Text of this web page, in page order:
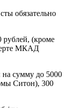
обязательно
рублей, (кроме
МКАД
сумму до 5000
Ситон), 300